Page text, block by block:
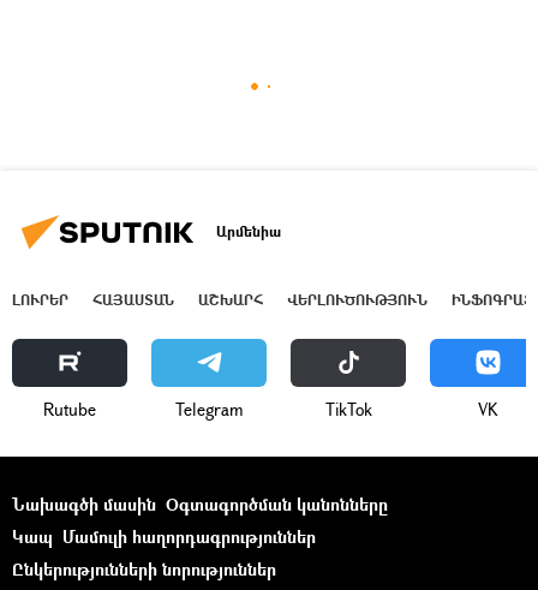
Արմենիա
ԼՈՒՐԵՐ ՀԱՅԱՍՏԱՆ ԱՇԽԱՐՀ ՎԵՐԼՈՒԾՈՒԹՅՈՒՆ
Rutube Telegram ТikТоk VK
Նախագծի մասին Օգտագործման կանոնները
Կապ Մամուլի հաղորդագրություններ
Ընկերությունների նորություններ